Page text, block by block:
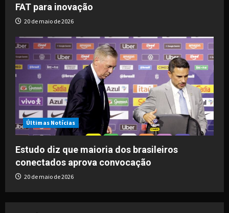
FAT para inovação
20 de maio de 2026
Últimas Notícias
Estudo diz que maioria dos brasileiros
conectados aprova convocação
20 de maio de 2026